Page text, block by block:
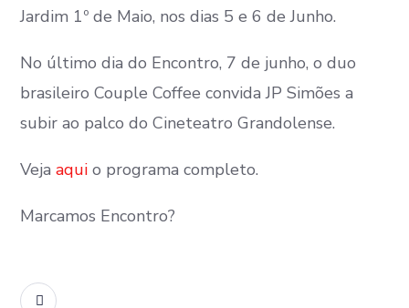
Jardim 1º de Maio, nos dias 5 e 6 de Junho.
No último dia do Encontro, 7 de junho, o duo
brasileiro Couple Coffee convida JP Simões a
subir ao palco do Cineteatro Grandolense.
Vejaaqui o programa completo.
Marcamos Encontro?